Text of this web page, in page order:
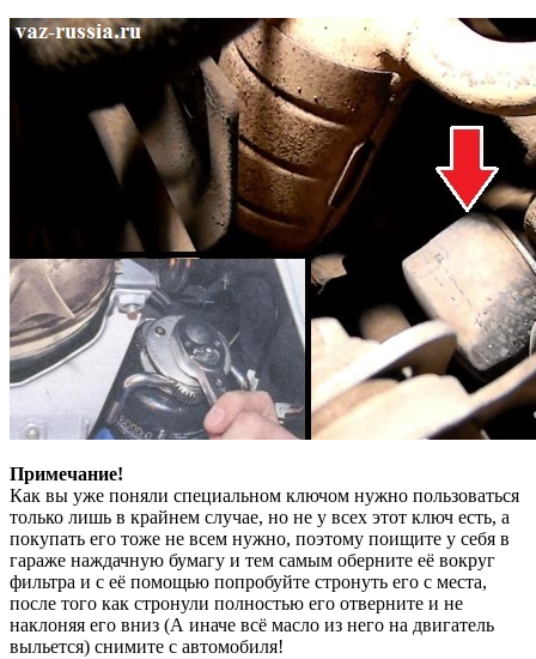
Примечание!
Как вы уже поняли специальном ключом нужно пользоваться
только лишь в крайнем случае, но не у всех этот ключ есть, а
покупать его тоже не всем нужно, поэтому поищите у себя в
гараже наждачную бумагу и тем самым оберните её вокруг
фильтра и с её помощью попробуйте стронуть его с места,
после того как стронули полностью его отверните и не
наклоняя его вниз (А иначе всё масло из него на двигатель
выльется) снимите с автомобиля!